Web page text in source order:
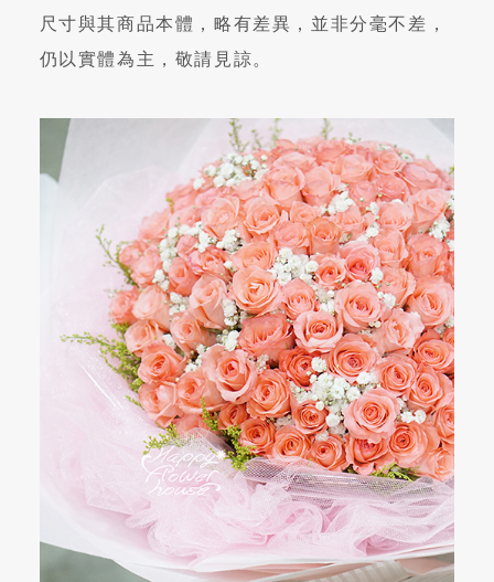
尺寸與其商品本體，略有差異，並非分毫不差，
仍以實體為主，敬請見諒。